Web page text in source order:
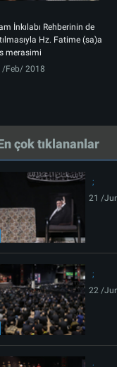
İnkılabı Rehberinin de
Hz. Fatime (sa)a
merasimi
/Feb/ 2018
çok tıklananlar
21 /
22 /